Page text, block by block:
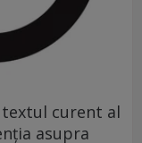
textul curent al
asupra